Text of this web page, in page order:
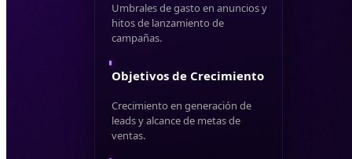
Umbrales de gasto en anuncios y
hitos de lanzamiento de
campañas.
Objetivos de Crecimiento
Crecimiento en generación de
leads y alcance de metas de
ventas.